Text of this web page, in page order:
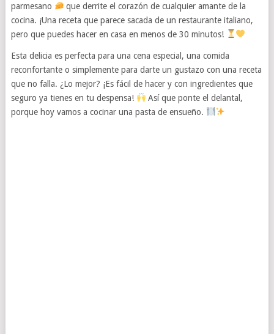
parmesano
que derrite el corazón de cualquier amante de la
cocina. ¡Una receta que parece sacada de un restaurante italiano,
pero que puedes hacer en casa en menos de 30 minutos!
Esta delicia es perfecta para una cena especial, una comida
reconfortante o simplemente para darte un gustazo con una receta
que no falla. ¿Lo mejor? ¡Es fácil de hacer y con ingredientes que
seguro ya tienes en tu despensa!
Así que ponte el delantal,
porque hoy vamos a cocinar una pasta de ensueño.